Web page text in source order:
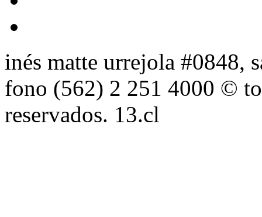
inés matte urrejola #0848,
fono (562) 2 251 4000 ©
reservados. 13.cl